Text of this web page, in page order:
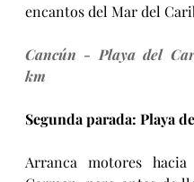
encantos del Mar del
Cancún - Playa del
km
Segunda parada: Playa
Arranca motores hacia